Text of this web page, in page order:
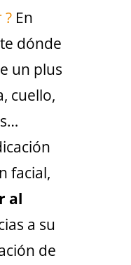
En
dónde
un plus
cuello,
facial,
al
a su
de